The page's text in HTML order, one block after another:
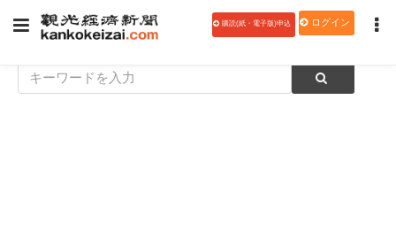
購読(紙・電子版)申込 ログイン